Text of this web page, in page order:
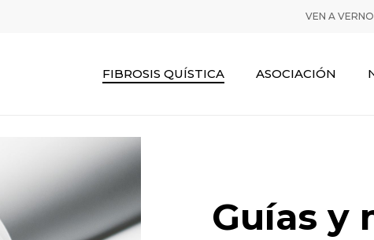
VEN A
FIBROSIS QUÍSTICA ASOCIACIÓN
Guías y